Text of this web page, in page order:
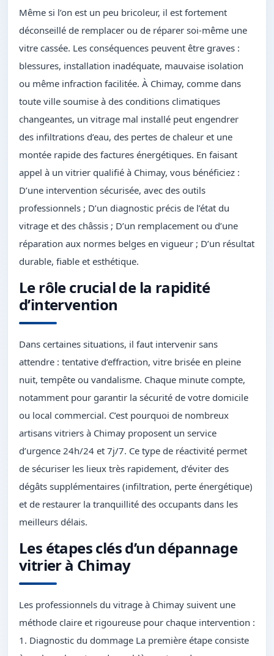
Même si l’on est un peu bricoleur, il est fortement
déconseillé de remplacer ou de réparer soi-même une
vitre cassée. Les conséquences peuvent être graves :
blessures, installation inadéquate, mauvaise isolation
ou même infraction facilitée. À Chimay, comme dans
toute ville soumise à des conditions climatiques
changeantes, un vitrage mal installé peut engendrer
des infiltrations d’eau, des pertes de chaleur et une
montée rapide des factures énergétiques. En faisant
appel à un vitrier qualifié à Chimay, vous bénéficiez :
D’une intervention sécurisée, avec des outils
professionnels ; D’un diagnostic précis de l’état du
vitrage et des châssis ; D’un remplacement ou d’une
réparation aux normes belges en vigueur ; D’un résultat
durable, fiable et esthétique.
Le rôle crucial de la rapidité
d’intervention
Dans certaines situations, il faut intervenir sans
attendre : tentative d’effraction, vitre brisée en pleine
nuit, tempête ou vandalisme. Chaque minute compte,
notamment pour garantir la sécurité de votre domicile
ou local commercial. C’est pourquoi de nombreux
artisans vitriers à Chimay proposent un service
d’urgence 24h/24 et 7j/7. Ce type de réactivité permet
de sécuriser les lieux très rapidement, d’éviter des
dégâts supplémentaires (infiltration, perte énergétique)
et de restaurer la tranquillité des occupants dans les
meilleurs délais.
Les étapes clés d’un dépannage
vitrier à Chimay
Les professionnels du vitrage à Chimay suivent une
méthode claire et rigoureuse pour chaque intervention :
1. Diagnostic du dommage La première étape consiste